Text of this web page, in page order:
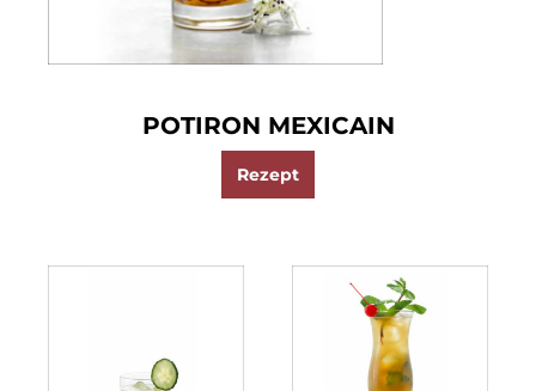
POTIRON MEXICAIN
Rezept